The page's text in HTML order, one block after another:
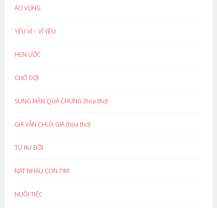
ẢO VỌNG
YÊU VÌ – VÌ YÊU
HẸN ƯỚC
CHỜ ĐỢI
SUNG MÃN QUÁ CHỪNG (hoạ thơ)
GIÀ VẪN CHƯA GIÀ (hoạ thơ)
TỰ RU ĐỜI
NÁT NHÀU CON TIM
NUỐI TIẾC